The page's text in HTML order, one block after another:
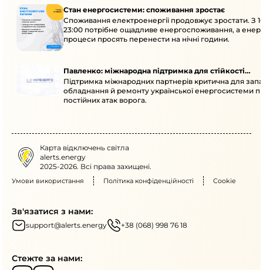
Стан енергосистеми: споживання зростає
Споживання електроенергії продовжує зростати. З
23:00 потрібне ощадливе енергоспоживання, а
процеси просять перенести на нічні години.
Павленко: міжнародна підтримка для стійкості
енергосистеми
Підтримка міжнародних партнерів критична для
обладнання й ремонту української енергосистеми
постійних атак ворога.
Карта відключень світла
alerts.energy
2025-2026. Всі права захищені.
Умови використання Політика конфіденційності Cookie
Зв'язатися з нами:
support@alerts.energy +38 (068) 998 76 18
Стежте за нами: